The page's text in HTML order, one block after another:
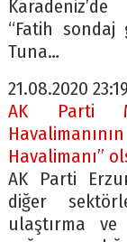
“Fatih sondaj
Tuna…
21.08.2020
AK Parti
Havalimanı”
AK Parti
diğer
ulaştırma